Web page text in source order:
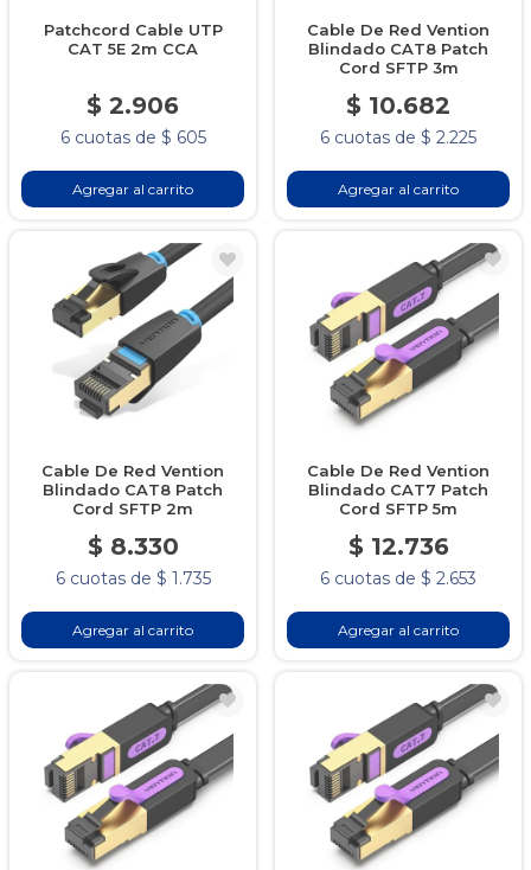
Patchcord Cable UTP
CAT 5E 2m CCA
$ 2.906
6 cuotas de $ 605
Agregar al carrito
Cable De Red Vention
Blindado CAT8 Patch
Cord SFTP 3m
$ 10.682
6 cuotas de $ 2.225
Agregar al carrito
Cable De Red Vention
Blindado CAT8 Patch
Cord SFTP 2m
$ 8.330
6 cuotas de $ 1.735
Agregar al carrito
Cable De Red Vention
Blindado CAT7 Patch
Cord SFTP 5m
$ 12.736
6 cuotas de $ 2.653
Agregar al carrito